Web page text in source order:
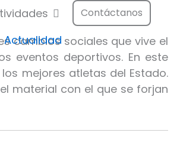
Abrir Secciones y
Actualidad
Contáctanos
cambios sociales que vive el
eventos deportivos. En este
mejores atletas del Estado.
material con el que se forjan